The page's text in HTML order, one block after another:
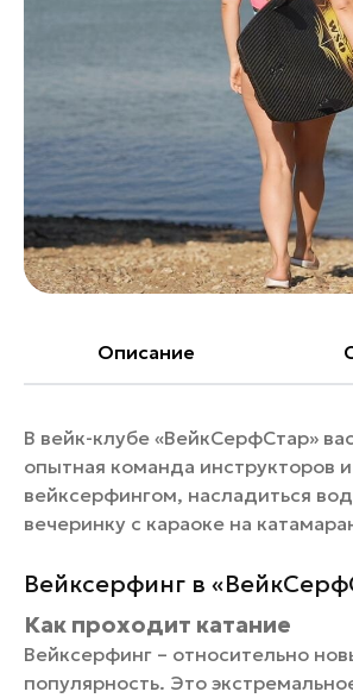
Банные комплексы
Горнолыжные клубы
Инвестиционный портал
Федоскинская фабрика
Пикник в Подмосковье
Золотое кольцо России
Войти
Особо охраняемые
Описание
В вейк-клубе «ВейкСерфСтар»
опытная команда инструкторов
вейксерфингом, насладиться
вечеринку с караоке на
Вейксерфинг в
Как проходит катание
Вейксерфинг – относительно
популярность. Это